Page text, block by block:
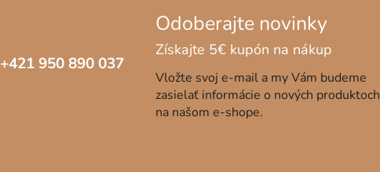
+421 950 890 037
Vložte svoj e-mail a my Vám budeme
zasielať informácie o nových produktoch
na našom e-shope.